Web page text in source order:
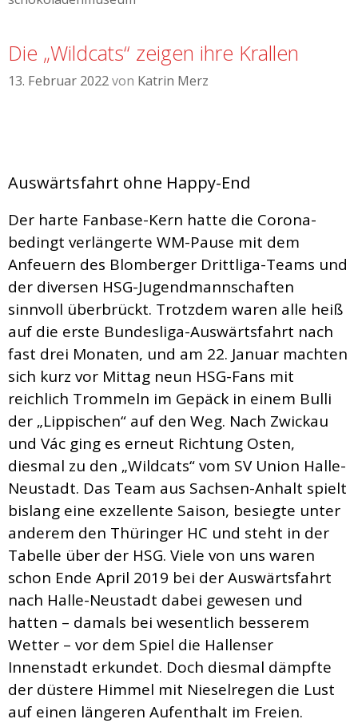
Die „Wildcats“ zeigen ihre Krallen
13. Februar 2022von Katrin Merz
Auswärtsfahrt ohne Happy-End
Der harte Fanbase-Kern hatte die Corona-
bedingt verlängerte WM-Pause mit dem
Anfeuern des Blomberger Drittliga-Teams und
der diversen HSG-Jugendmannschaften
sinnvoll überbrückt. Trotzdem waren alle heiß
auf die erste Bundesliga-Auswärtsfahrt nach
fast drei Monaten, und am 22. Januar machten
sich kurz vor Mittag neun HSG-Fans mit
reichlich Trommeln im Gepäck in einem Bulli
der „Lippischen“ auf den Weg. Nach Zwickau
und Vác ging es erneut Richtung Osten,
diesmal zu den „Wildcats“ vom SV Union Halle-
Neustadt. Das Team aus Sachsen-Anhalt spielt
bislang eine exzellente Saison, besiegte unter
anderem den Thüringer HC und steht in der
Tabelle über der HSG. Viele von uns waren
schon Ende April 2019 bei der Auswärtsfahrt
nach Halle-Neustadt dabei gewesen und
hatten – damals bei wesentlich besserem
Wetter – vor dem Spiel die Hallenser
Innenstadt erkundet. Doch diesmal dämpfte
der düstere Himmel mit Nieselregen die Lust
auf einen längeren Aufenthalt im Freien.